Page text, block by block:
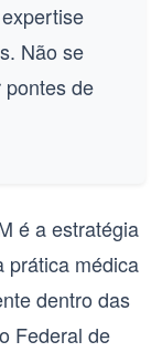
Não se
pontes de
é a estratégia
prática médica
dentro das
Federal de